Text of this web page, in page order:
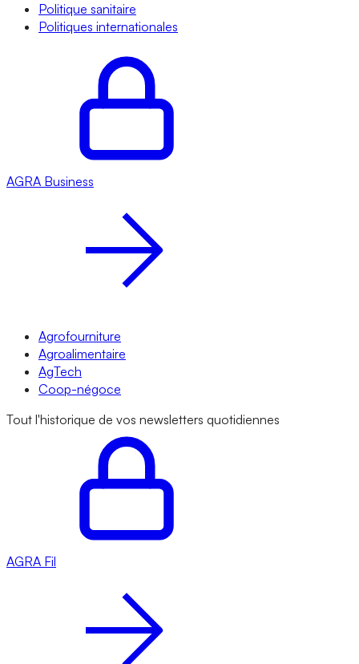
Politique sanitaire
Politiques internationales
AGRA Business
Agrofourniture
Agroalimentaire
AgTech
Coop-négoce
Tout l'historique de vos newsletters quotidiennes
AGRA Fil